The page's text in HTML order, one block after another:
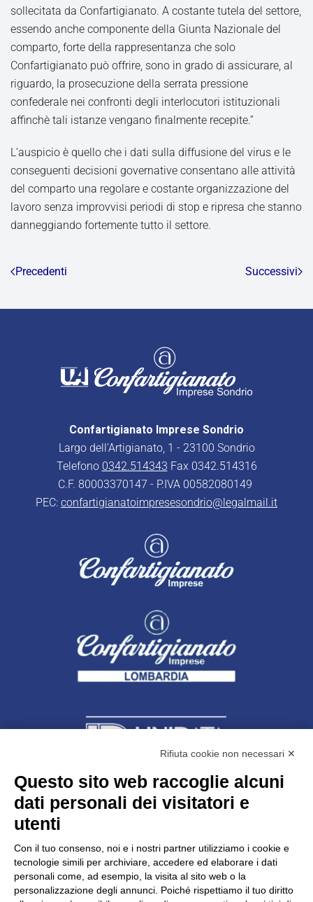
sollecitata da Confartigianato. A costante tutela del settore,
essendo anche componente della Giunta Nazionale del
comparto, forte della rappresentanza che solo
Confartigianato può offrire, sono in grado di assicurare, al
riguardo, la prosecuzione della serrata pressione
confederale nei confronti degli interlocutori istituzionali
affinchè tali istanze vengano finalmente recepite.”
L’auspicio è quello che i dati sulla diffusione del virus e le
conseguenti decisioni governative consentano alle attività
del comparto una regolare e costante organizzazione del
lavoro senza improvvisi periodi di stop e ripresa che stanno
danneggiando fortemente tutto il settore.
Precedenti Successivi
Confartigianato Imprese Sondrio
Largo dell’Artigianato, 1 - 23100 Sondrio
Telefono 0342.514343 Fax 0342.514316
C.F. 80003370147 - P.IVA 00582080149
PEC: confartigianatoimpresesondrio@legalmail.it
Unidata s.r.lcon unico socio
Largo dell’Artigianato, 1 - 23100 Sondrio
C.F. 00481790145 - N.REA SO-36426
PEC: unidata.sondrio@legalmail.it
Cap. soc. euro 100.000,00 i.v.
Rifiuta cookie non necessari ✕
Questo sito web raccoglie alcuni
dati personali dei visitatori e
utenti
Con il tuo consenso, noi e i nostri partner utilizziamo i cookie e
tecnologie simili per archiviare, accedere ed elaborare i dati
personali come, ad esempio, la visita al sito web o la
personalizzazione degli annunci. Poiché rispettiamo il tuo diritto